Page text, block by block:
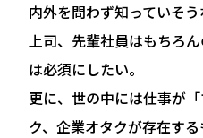
内外を問わず知っていそう
上司、先輩社員はもちろ
は必須にしたい。
更に、世の中には仕事が
ク、企業オタクが存在する